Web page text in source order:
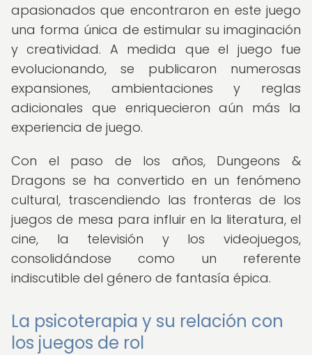
apasionados que encontraron en este juego
una forma única de estimular su imaginación
y creatividad. A medida que el juego fue
evolucionando, se publicaron numerosas
expansiones, ambientaciones y reglas
adicionales que enriquecieron aún más la
experiencia de juego.
Con el paso de los años, Dungeons &
Dragons se ha convertido en un fenómeno
cultural, trascendiendo las fronteras de los
juegos de mesa para influir en la literatura, el
cine, la televisión y los videojuegos,
consolidándose como un referente
indiscutible del género de fantasía épica.
La psicoterapia y su relación con
los juegos de rol